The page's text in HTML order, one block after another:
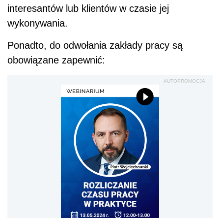
interesantów lub klientów w czasie jej
wykonywania.
Ponadto, do odwołania zakłady pracy są
obowiązane zapewnić:
AUTOPROMOCJA